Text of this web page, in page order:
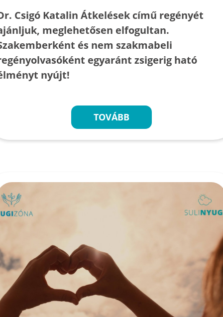
Csigó Katalin Átkelések című regényét
meglehetősen elfogultan.
és nem szakmabeli
egyaránt zsigerig ható
nyújt!
TOVÁBB